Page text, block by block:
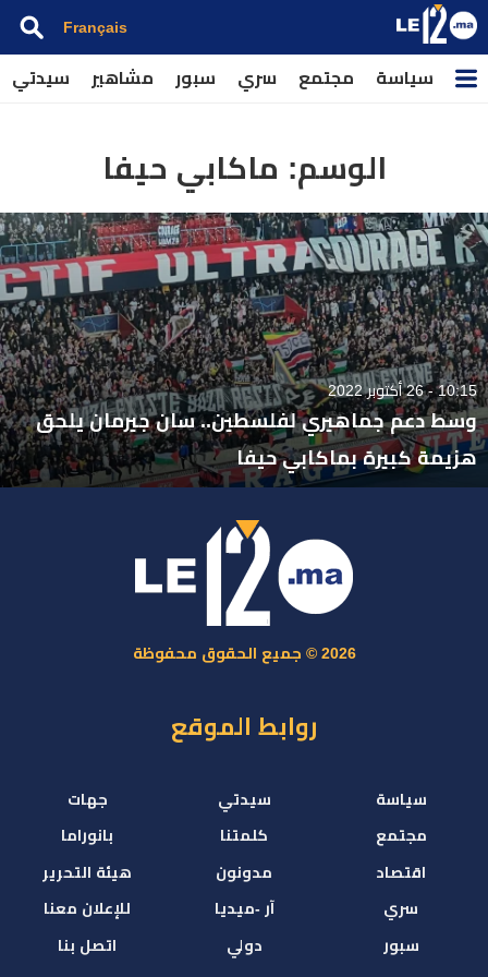
Français
سياسة مجتمع سري سبور مشاهير سيدتي
الوسم: ماكابي حيفا
10:15 - 26 أكتوبر 2022
وسط دعم جماهيري لفلسطين.. سان جيرمان يلحق
هزيمة كبيرة بماكابي حيفا
2026 © جميع الحقوق محفوظة
روابط الموقع
سياسة
مجتمع
اقتصاد
سري
سبور
سيدتي
كلمتنا
مدونون
آر -ميديا
دولي
جهات
بانوراما
هيئة التحرير
للإعلان معنا
اتصل بنا